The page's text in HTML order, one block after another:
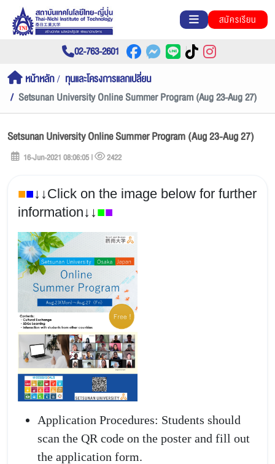
สมัครเรียน
02-763-2601
หน้าหลัก
ทุนและโครงการแลกเปลี่ยน
Setsunan University Online Summer Program (Aug 23-Aug 27)
Setsunan University Online Summer Program (Aug 23-Aug 27)
16-Jun-2021 08:06:05 | 2422
■■↓ ↓Click on the image below for further
information↓ ↓■■
Application Procedures: Students should
scan the QR code on the poster and fill out
the application form.